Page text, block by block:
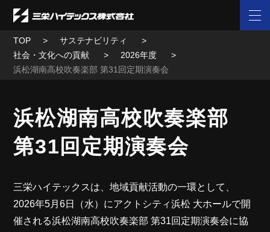
TOP
サステナビリティ
社会・文化への貢献
2026年度
浜松湖南高校吹奏楽部 第31回定期演奏会
浜松湖南高校吹奏楽部
第31回定期演奏会
三栄ハイテックスは、地域貢献活動の一環として、
2026年5月6日（水）にアクトシティ浜松 大ホールで開
催される浜松湖南高校吹奏楽部 第31回定期演奏会に協